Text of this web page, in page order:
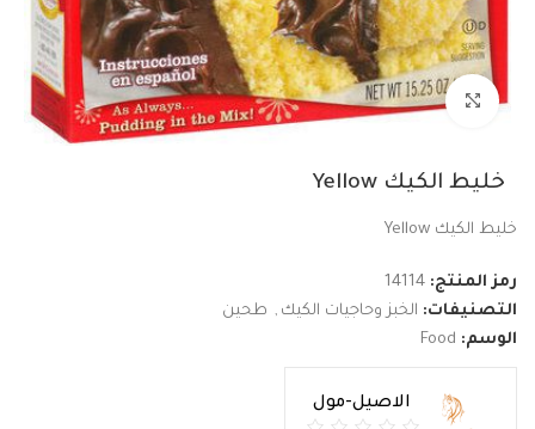
Click to enlarge
خليط الكيك Yellow
خليط الكيك Yellow
رمز المنتج: 14114
التصنيفات: الخبز وحاجيات الكيك , طحين
الوسم: Food
الاصيل-مول